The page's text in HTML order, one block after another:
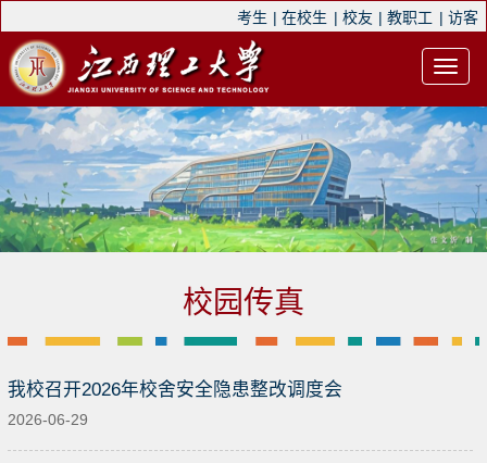
考生 | 在校生 | 校友 | 教职工 | 访客
校园传真
我校召开2026年校舍安全隐患整改调度会
2026-06-29